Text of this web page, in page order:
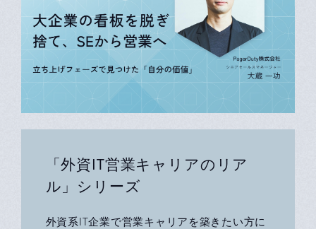
「外資IT営業キャリアのリア
ル」シリーズ
外資系IT企業で営業キャリアを築きたい方に